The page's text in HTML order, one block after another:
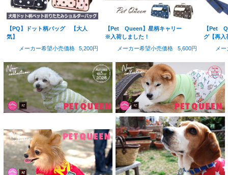
【PQ】ドット柄バッグ 【大人
気】
メーカー希望小売価格
5,200円
【Pet Queen】星柄キャリー
※入荷しました！
メーカー希望小売価格
5,600円
【Pet
グ【再入
メ